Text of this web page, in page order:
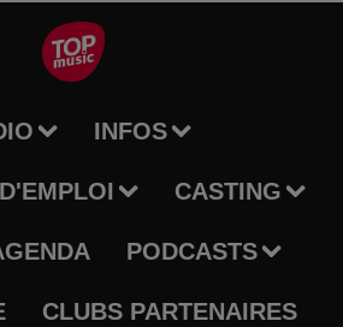
INFOS
CASTING
PODCASTS
CLUBS PARTENAIRES